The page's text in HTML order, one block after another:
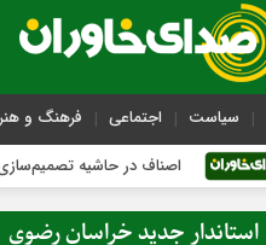
سیاست اجتماعی فرهنگ و هنر
اصناف در حاشیه تصمیم‌سازی؛ شهر
استاندار جدید خراسان رضوی